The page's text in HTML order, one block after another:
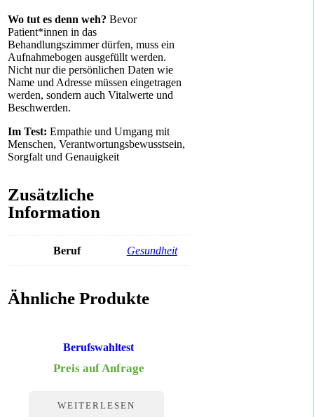
Wo tut es denn weh? Bevor
Patient*innen in das
Behandlungszimmer dürfen, muss ein
Aufnahmebogen ausgefüllt werden.
Nicht nur die persönlichen Daten wie
Name und Adresse müssen eingetragen
werden, sondern auch Vitalwerte und
Beschwerden.
Im Test: Empathie und Umgang mit
Menschen, Verantwortungsbewusstsein,
Sorgfalt und Genauigkeit
Zusätzliche
Information
Beruf Gesundheit
Ähnliche Produkte
Berufswahltest
Preis auf Anfrage
WEITERLESEN